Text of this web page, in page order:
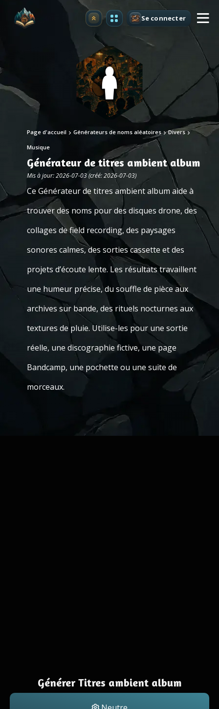
Premium Se connecter
Page d'accueil Générateurs de noms aléatoires Divers
Musique
Générateur de titres ambient album
Mis à jour: 2026-07-03 (créé: 2026-07-03)
Ce Générateur de titres ambient album aide à
trouver des noms pour des disques drone, des
collages de field recording, des paysages
sonores calmes, des sorties cassette et des
projets d’écoute lente. Les résultats travaillent
une humeur précise, du souffle de pièce aux
archives sur bande, des rituels nocturnes aux
textures de pluie. Utilise-les pour une sortie
réelle, une discographie fictive, une page
Bandcamp, une pochette ou une suite de
morceaux.
Générer Titres ambient album